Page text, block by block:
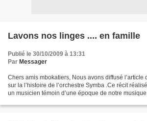
Lavons nos linges .... en famille
Publié le 30/10/2009 à 13:31
Par Messager
Chers amis mbokatiers, Nous avons diffusé l’article
sur la l’histoire de l’orchestre Symba .Ce récit
un musicien témoin d’une époque de notre